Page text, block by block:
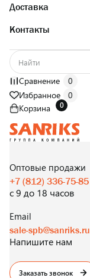
Доставка
Контакты
Сравнение
0
Избранное
0
Корзина
0
И В РОЗНИЦУ
Оптовые продажи
+7 (812) 336-75-85
с 9 до 18 часов
Email
sale-spb@sanriks.ru
Напишите нам
Заказать звонок